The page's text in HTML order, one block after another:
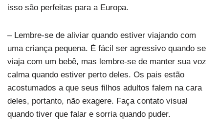
isso são perfeitas para a Europa.
– Lembre-se de aliviar quando estiver viajando com
uma criança pequena. É fácil ser agressivo quando se
viaja com um bebê, mas lembre-se de manter sua voz
calma quando estiver perto deles. Os pais estão
acostumados a que seus filhos adultos falem na cara
deles, portanto, não exagere. Faça contato visual
quando tiver que falar e sorria quando puder.